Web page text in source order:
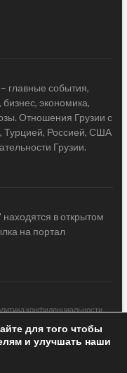
главные события,
экономика,
Отношения Грузии с
Турцией, Россией, США
Грузии.
в открытом
на портал
конфиденциальности
All Rights Reserved /
для того чтобы
и улучшать наши